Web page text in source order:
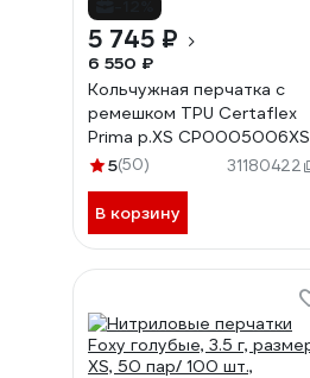
5 745 ₽
6 550 ₽
Кольчужная перчатка с
ремешком TPU Certaflex
Prima р.XS CP0005006XS
5(50) 31180422
В корзину